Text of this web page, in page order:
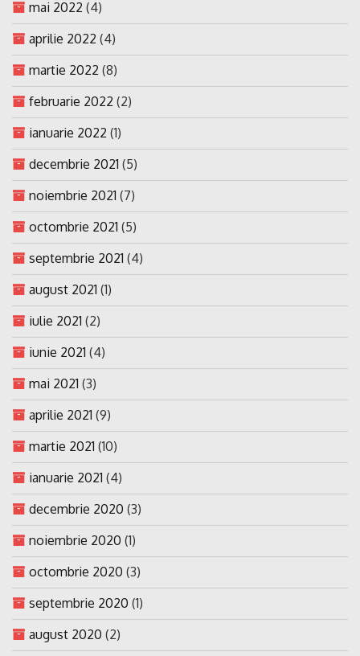
mai 2022 (4)
aprilie 2022 (4)
martie 2022 (8)
februarie 2022 (2)
ianuarie 2022 (1)
decembrie 2021 (5)
noiembrie 2021 (7)
octombrie 2021 (5)
septembrie 2021 (4)
august 2021 (1)
iulie 2021 (2)
iunie 2021 (4)
mai 2021 (3)
aprilie 2021 (9)
martie 2021 (10)
ianuarie 2021 (4)
decembrie 2020 (3)
noiembrie 2020 (1)
octombrie 2020 (3)
septembrie 2020 (1)
august 2020 (2)